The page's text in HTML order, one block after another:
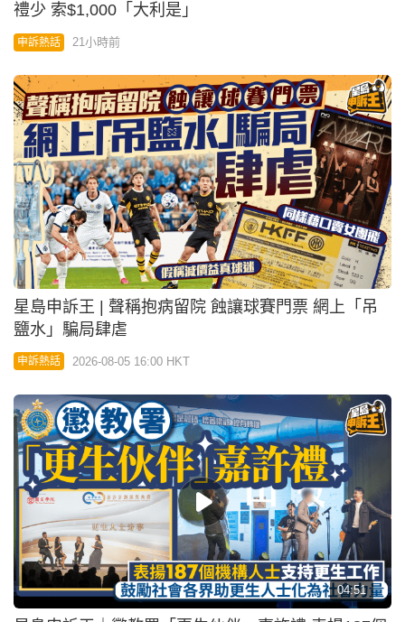
禮少 索$1,000「大利是」
申訴熱話 21小時前
星島申訴王 | 聲稱抱病留院 蝕讓球賽門票 網上「吊
鹽水」騙局肆虐
申訴熱話 2026-08-05 16:00 HKT
04:51